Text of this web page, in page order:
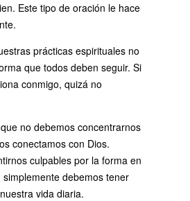
Este tipo de oración le hace
prácticas espirituales no
que todos deben seguir. Si
conmigo, quizá no
no debemos concentrarnos
conectamos con Dios.
culpables por la forma en
debemos tener
vida diaria.